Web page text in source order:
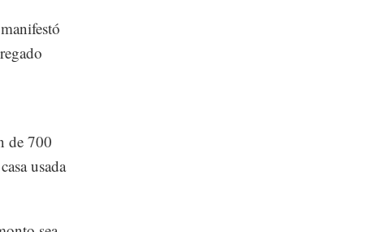
de 700
usada